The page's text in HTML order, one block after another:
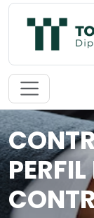
PERFIL